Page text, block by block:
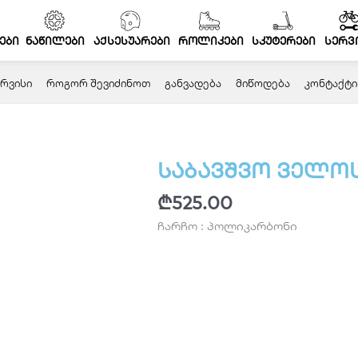
ნაწილები აქსესუარები როლიკები სკუტერები
ᲠᲝᲒᲝᲠ ᲨᲔᲕᲘᲫᲘᲜᲝᲗ ᲒᲐᲜᲕᲐᲓᲔᲑᲐ ᲛᲘᲬᲝᲓᲔᲑᲐ ᲙᲝᲜᲢᲐᲥᲢᲘ
საბავშვო
₾525.00
ჩარჩო : პოლიკარბონი